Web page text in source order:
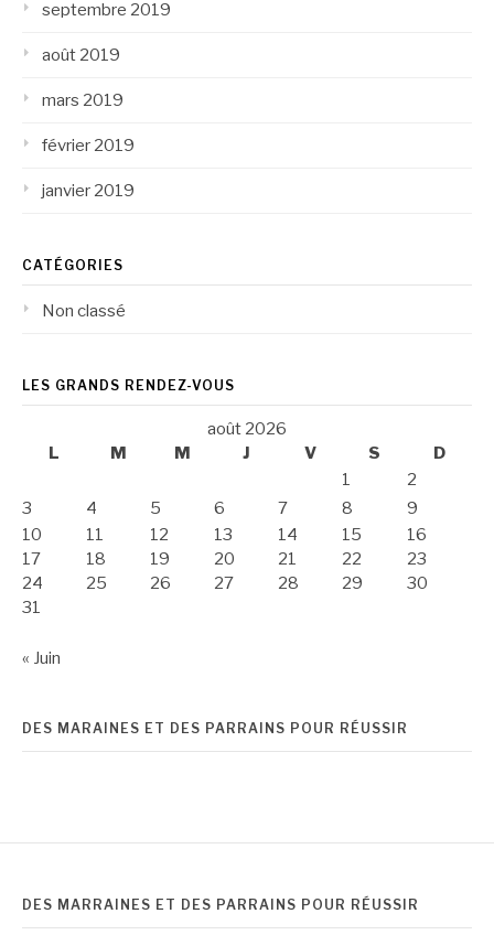
septembre 2019
août 2019
mars 2019
février 2019
janvier 2019
CATÉGORIES
Non classé
LES GRANDS RENDEZ-VOUS
août 2026
L
M M J V S
D
1
2
3
4 5 6 7 8
9
10
11 12 13 14 15
16
17
18 19 20 21 22
23
24
25 26 27 28 29
30
31
« Juin
DES MARAINES ET DES PARRAINS POUR RÉUSSIR
DES MARRAINES ET DES PARRAINS POUR RÉUSSIR